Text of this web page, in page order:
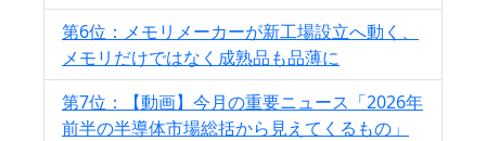
第6位：メモリメーカーが新工場設立へ動く、
メモリだけではなく成熟品も品薄に
第7位：【動画】今月の重要ニュース「2026年
前半の半導体市場総括から見えてくるもの」